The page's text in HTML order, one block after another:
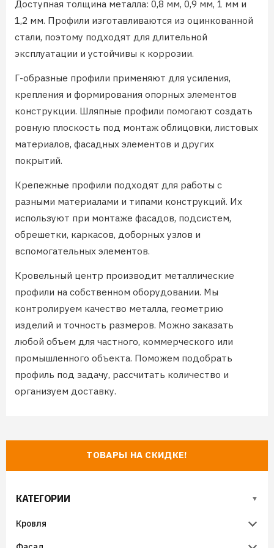
ТОВАРЫ НА СКИДКЕ!
КАТЕГОРИИ
Кровля
Доступная толщина металла: 0,8 мм, 0,9 мм, 1 мм и
1,2 мм. Профили изготавливаются из оцинкованной
стали, поэтому подходят для длительной
эксплуатации и устойчивы к коррозии.
Г-образные профили применяют для усиления,
крепления и формирования опорных элементов
конструкции. Шляпные профили помогают создать
ровную плоскость под монтаж облицовки, листовых
материалов, фасадных элементов и других
покрытий.
Крепежные профили подходят для работы с
разными материалами и типами конструкций. Их
используют при монтаже фасадов, подсистем,
обрешетки, каркасов, доборных узлов и
вспомогательных элементов.
Кровельный центр производит металлические
профили на собственном оборудовании. Мы
контролируем качество металла, геометрию
изделий и точность размеров. Можно заказать
любой объем для частного, коммерческого или
промышленного объекта. Поможем подобрать
профиль под задачу, рассчитать количество и
организуем доставку.